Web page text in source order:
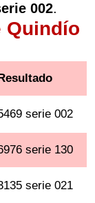
002.
Quindío
serie 002
serie 130
serie 021